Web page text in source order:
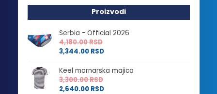
Proizvodi
Serbia - Official 2026
4,180.00RSD
3,344.00 RSD
Keel mornarska majica
3,300.00RSD
2,640.00 RSD